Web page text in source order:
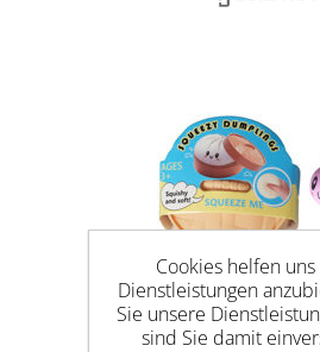
Cookies helfen
Dienstleistungen
Sie unsere
sind Sie damit